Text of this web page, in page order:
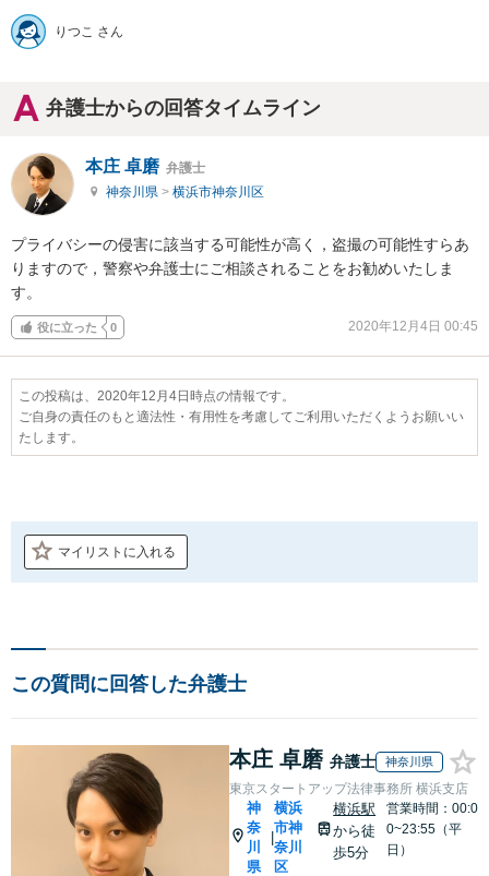
りつこ さん
弁護士からの回答タイムライン
本庄 卓磨 弁護士
神奈川県 > 横浜市神奈川区
プライバシーの侵害に該当する可能性が高く，盗撮の可能性すらあ
りますので，警察や弁護士にご相談されることをお勧めいたしま
す。
役に立った 0 2020年12月4日 00:45
この投稿は、2020年12月4日時点の情報です。
ご自身の責任のもと適法性・有用性を考慮してご利用いただくようお願いい
たします。
マイリストに入れる
この質問に回答した弁護士
本庄 卓磨 弁護士 神奈川県
東京スタートアップ法律事務所 横浜支店
神
奈
川
県
横浜
市神
奈川
区
横浜駅
から徒
歩5分
営業時間：00:0
0~23:55（平
日）